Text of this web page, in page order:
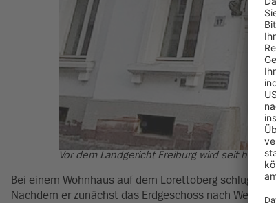
Vor dem Landgericht Freiburg wird seit
Bei einem Wohnhaus auf dem Lorettoberg schlug er
Nachdem er zunächst das Erdgeschoss nach